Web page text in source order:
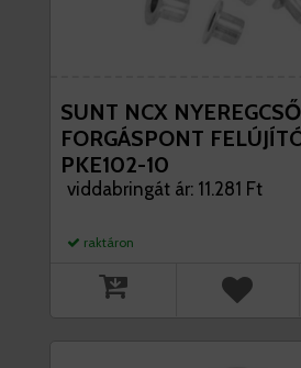
SUNT NCX NYEREGCSŐ
FORGÁSPONT
PKE102-10
viddabringát ár: 11.281 Ft
raktáron